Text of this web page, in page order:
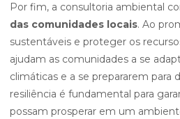
Por fim, a consultoria ambiental
das comunidades locais. Ao
sustentáveis e proteger os
ajudam as comunidades a se
climáticas e a se prepararem para
resiliência é fundamental para
possam prosperar em um